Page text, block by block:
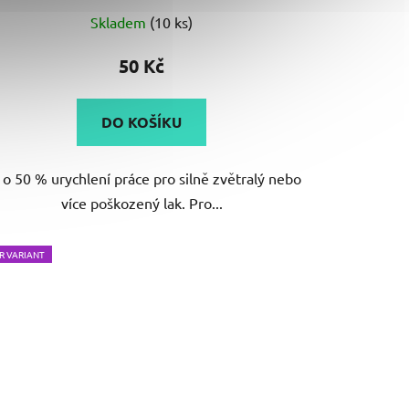
Skladem (10 ks)
50 Kč
DO KOŠÍKU
50 % urychlení práce pro silně zvětralý nebo
více poškozený lak. Pro...
VARIANT